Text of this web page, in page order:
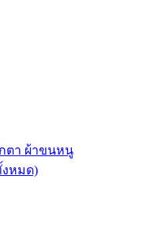
ตา ผ้าขนหนู
หมด)